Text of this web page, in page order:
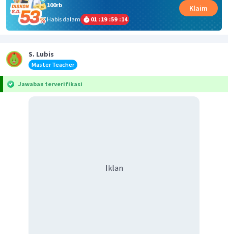
100rb
Habis dalam
01 :19 :59 :13
Klaim
S. Lubis
Master Teacher
Jawaban terverifikasi
Iklan